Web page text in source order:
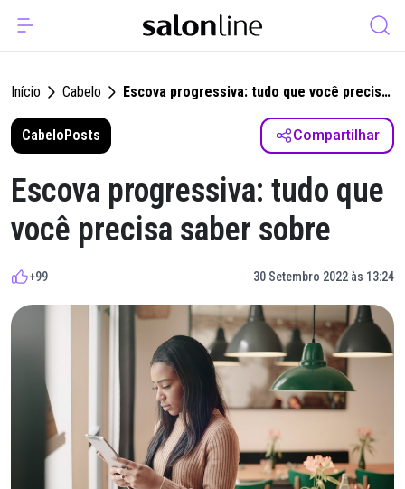
Início Cabelo
Escova progressiva: tudo que você precisa
CabeloPosts Compartilhar
Escova progressiva: tudo que
você precisa saber sobre
+99 30 Setembro 2022 às 13:24